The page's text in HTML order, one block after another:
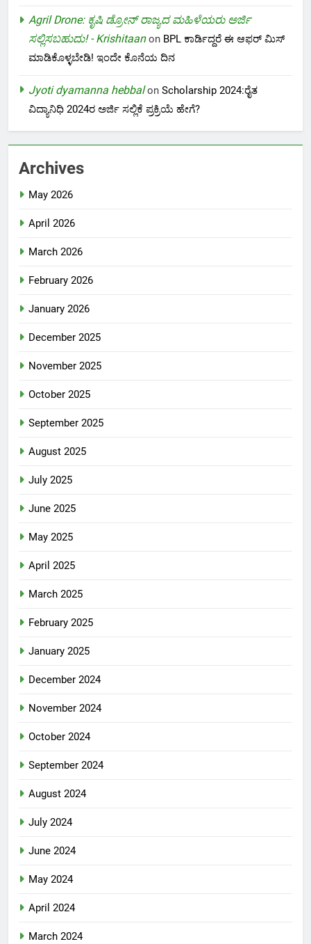
Agril Drone: ಕೃಷಿ ಡ್ರೋನ್ ರಾಜ್ಯದ ಮಹಿಳೆಯರು ಅರ್ಜಿ
ಸಲ್ಲಿಸಬಹುದು! - Krishitaanon BPL ಕಾರ್ಡಿದ್ದರೆ ಈ ಆಫರ್ ಮಿಸ್
ಮಾಡಿಕೊಳ್ಳಬೇಡಿ! ಇಂದೇ ಕೊನೆಯ ದಿನ
Jyoti dyamanna hebbalon Scholarship 2024:ರೈತ
ವಿದ್ಯಾನಿಧಿ 2024ರ ಅರ್ಜಿ ಸಲ್ಲಿಕೆ ಪ್ರಕ್ರಿಯೆ ಹೇಗೆ?
Archives
May 2026
April 2026
March 2026
February 2026
January 2026
December 2025
November 2025
October 2025
September 2025
August 2025
July 2025
June 2025
May 2025
April 2025
March 2025
February 2025
January 2025
December 2024
November 2024
October 2024
September 2024
August 2024
July 2024
June 2024
May 2024
April 2024
March 2024